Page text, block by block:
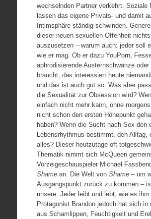
wechselnden Partner verkehrt. Soziale
lassen das eigene Privats- und damit
Intimsphäre ständig schwinden.
dieser neuen sexuellen Offenheit nichts
auszusetzen – warum auch: jeder soll
wie er mag. Ob er dazu YouPorn,
aphrodisierende Austernschwänze oder
braucht, das interessiert heute
und das ist auch gut so. Was aber
die Sexualität zur Obsession wird?
einfach nicht mehr kann, ohne
nicht schon den ersten Höhepunkt
haben? Wenn die Sucht nach Sex den
Lebensrhythmus bestimmt, den Alltag,
alles? Dieser heutzutage oft
Thematik nimmt sich McQueen
Vorzeigeschauspieler Michael
Shamean. Die Welt von Shame– um
Ausgangspunkt zurück zu kommen –
unsere. Jeder leibt und lebt, wie es ihm
Protagonist Brandon jedoch hat sich in
aus Schamlippen, Feuchtigkeit und